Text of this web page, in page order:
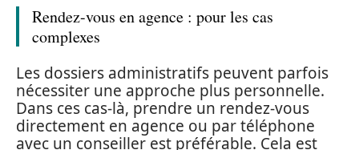
Rendez-vous en agence : pour les cas
complexes
Les dossiers administratifs peuvent parfois
nécessiter une approche plus personnelle.
Dans ces cas-là, prendre un rendez-vous
directement en agence ou par téléphone
avec un conseiller est préférable. Cela est